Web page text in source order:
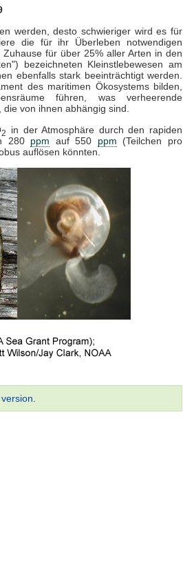
werden, desto schwieriger wird es für
die für ihr Überleben notwendigen
für über 25% aller Arten in den
bezeichneten Kleinstlebewesen am
ebenfalls stark beeinträchtigt werden.
des maritimen Ökosystems bilden,
führen, was verheerende
von ihnen abhängig sind.
2
in der Atmosphäre durch den rapiden
280 ppm auf 550 ppm (Teilchen pro
auflösen könnten.